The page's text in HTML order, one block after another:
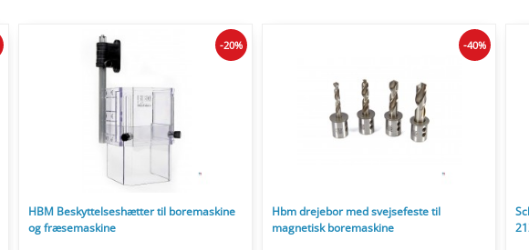
HBM Beskyttelseshætter til boremaskine
og fræsemaskine
-20%
Hbm drejebor med svejsefeste til
magnetisk boremaskine
-40%